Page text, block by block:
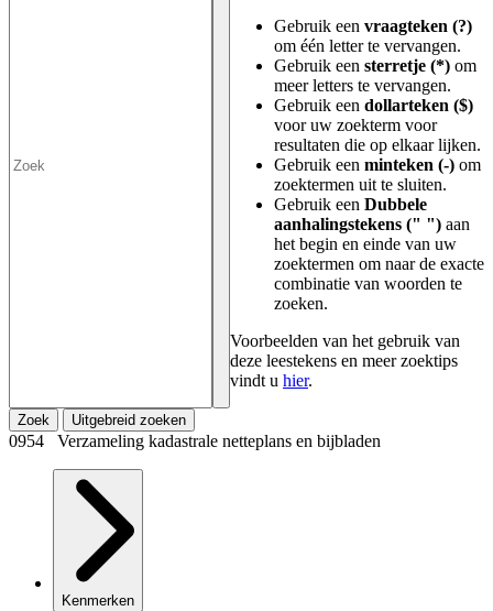
Gebruik een vraagteken (?)
om één letter te vervangen.
Gebruik een sterretje (*) om
meer letters te vervangen.
Gebruik een dollarteken ($)
voor uw zoekterm voor
resultaten die op elkaar lijken.
Gebruik een minteken (-) om
zoektermen uit te sluiten.
Gebruik een Dubbele
aanhalingstekens (" ") aan
het begin en einde van uw
zoektermen om naar de exacte
combinatie van woorden te
zoeken.
Voorbeelden van het gebruik van
deze leestekens en meer zoektips
vindt u hier.
Zoek Uitgebreid zoeken
0954 Verzameling kadastrale netteplans en bijbladen
Kenmerken